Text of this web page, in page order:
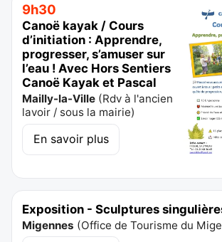
9h30
Canoë kayak / Cours
d’initiation : Apprendre,
progresser, s’amuser sur
l’eau ! Avec Hors Sentiers
Canoë Kayak et Pascal
Mailly-la-Ville (Rdv à l'ancien
lavoir / sous la mairie)
En savoir plus
Exposition - Sculptures
Migennes (Office de Tourisme du